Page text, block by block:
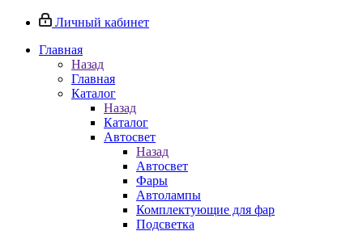
Личный кабинет
Главная
Назад
Главная
Каталог
Назад
Каталог
Автосвет
Назад
Автосвет
Фары
Автолампы
Комплектующие для фар
Подсветка